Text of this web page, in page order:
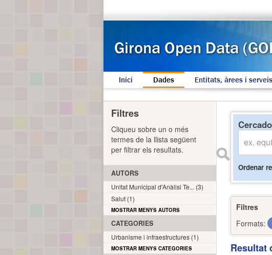
Inici Dades Entitats, àrees i serveis
Ordenar
Filtres
Formats:
Resultat
Filtres
Cliqueu sobre un o més
termes de la llista següent
per filtrar els resultats.
AUTORS
Unitat Municipal d'Anàlisi Te... (3)
Salut (1)
MOSTRAR MENYS AUTORS
CATEGORIES
Urbanisme i infraestructures (1)
MOSTRAR MENYS CATEGORIES